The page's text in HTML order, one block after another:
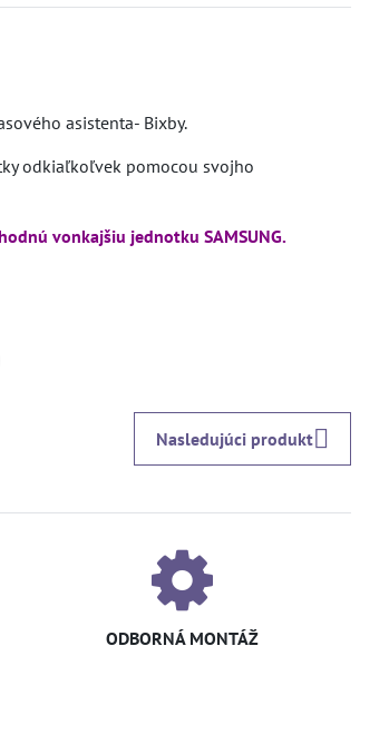
asistenta- Bixby.
odkiaľkoľvek pomocou svojho
vonkajšiu jednotku SAMSUNG.
Nasledujúci produkt
ODBORNÁ MONTÁŽ